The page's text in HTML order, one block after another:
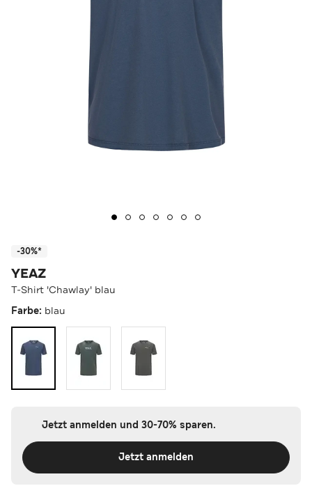
-30%*
YEAZ
T-Shirt 'Chawlay' blau
Farbe: blau
Jetzt anmelden und 30-70% sparen.
Jetzt anmelden